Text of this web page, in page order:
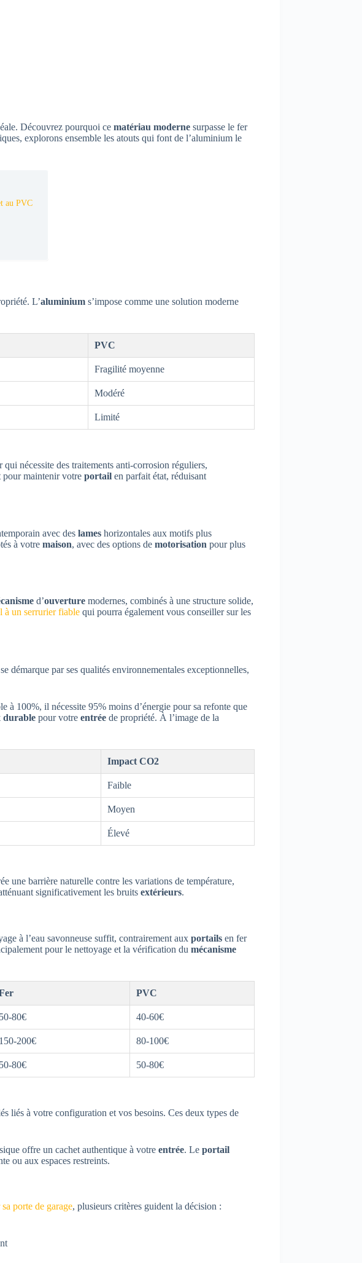
Découvrez pourquoi ce matériau moderne surpasse le fer
explorons ensemble les atouts qui font de l’aluminium le
au PVC
L’aluminium s’impose comme une solution moderne
PVC
Fragilité moyenne
Modéré
Limité
nécessite des traitements anti-corrosion réguliers,
pour maintenir votre portail en parfait état, réduisant
avec des lames horizontales aux motifs plus
à votre maison, avec des options de motorisation pour plus
d’ouverture modernes, combinés à une structure solide,
à un serrurier fiable qui pourra également vous conseiller sur les
se démarque par ses qualités environnementales exceptionnelles,
à 100%, il nécessite 95% moins d’énergie pour sa refonte que
durable pour votre entrée de propriété. À l’image de la
Impact CO2
Faible
Moyen
Élevé
une barrière naturelle contre les variations de température,
significativement les bruits extérieurs.
à l’eau savonneuse suffit, contrairement aux portails en fer
pour le nettoyage et la vérification du mécanisme
PVC
50-80€ 40-60€
150-200€ 80-100€
50-80€ 50-80€
liés à votre configuration et vos besoins. Ces deux types de
offre un cachet authentique à votre entrée. Le portail
ou aux espaces restreints.
porte de garage, plusieurs critères guident la décision :